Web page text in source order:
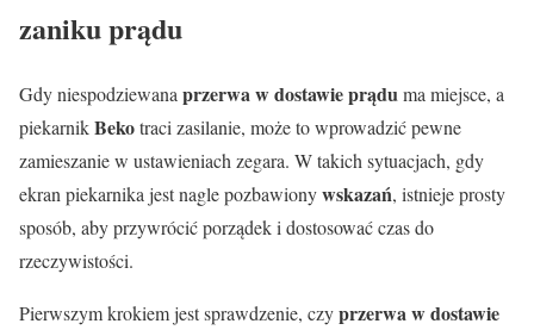
zaniku prądu
Gdy niespodziewana przerwa w dostawie prąduma miejsce, a
piekarnikBekotraci zasilanie, może to wprowadzić pewne
zamieszanie w ustawieniach zegara. W takich sytuacjach, gdy
ekran piekarnika jest nagle pozbawionywskazań, istnieje prosty
sposób, aby przywrócić porządek i dostosować czas do
rzeczywistości.
Pierwszym krokiem jest sprawdzenie, czyprzerwa w dostawie